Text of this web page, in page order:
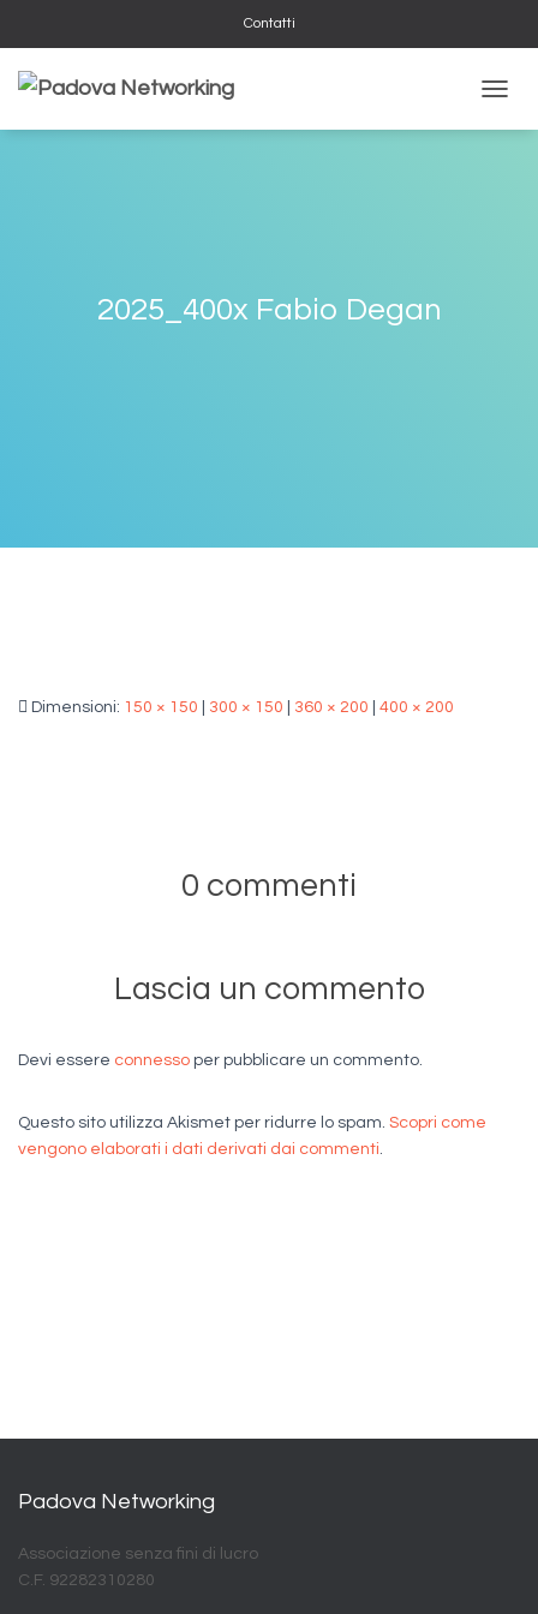
Contatti
2025_400x Fabio Degan
Dimensioni: 150 × 150 300 × 150 360 × 200 400 × 200
0 commenti
Lascia un commento
Devi essere connesso per pubblicare un commento.
Questo sito utilizza Akismet per ridurre lo spam. Scopri come
vengono elaborati i dati derivati dai commenti.
Padova Networking
Associazione senza fini di lucro
C.F. 92282310280